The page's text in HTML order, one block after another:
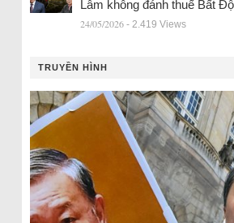
Lâm không đánh thuế Bất
24/05/2026 - 2.419 Views
TRUYỀN HÌNH